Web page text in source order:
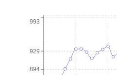
894
929
993